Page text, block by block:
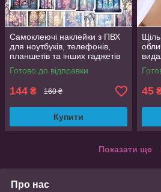
Самоклеючі наклейки з ПВХ
для ноутбуків, телефонів,
планшетів та інших гаджетів
50 шт. яскраві дизайни
Готово до відправки
144 ₴ 160 ₴
Купити
45
Показати ще
Про нас